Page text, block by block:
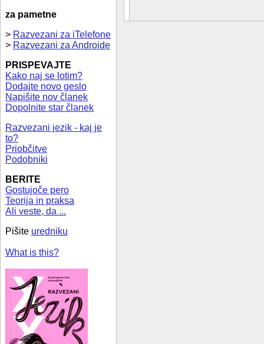
za pametne
> Razvezani za iTelefone
> Razvezani za Androide
PRISPEVAJTE
Kako naj se lotim?
Dodajte novo geslo
Napišite nov članek
Dopolnite star članek
Razvezani jezik - kaj je
to?
Priobčitve
Podobniki
BERITE
Gostujoče pero
Teorija in praksa
Ali veste, da ...
Pišite uredniku
What is this?